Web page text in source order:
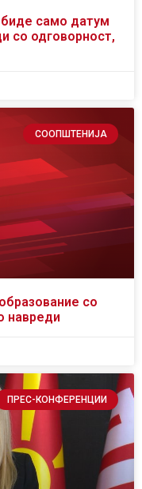
само датум
со одговорност,
СООПШТЕНИЈА
со
навреди
ПРЕС-КОНФЕРЕНЦИИ